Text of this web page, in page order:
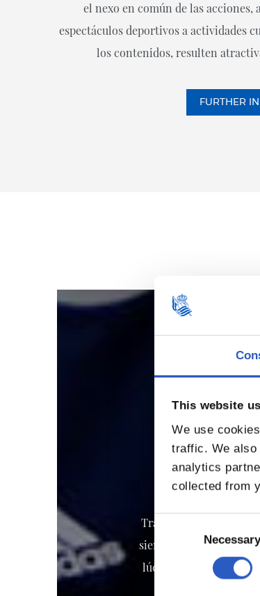
This website
We use
traffic. We also
analytics
collected from
Consent
el nexo en común de las
espectáculos deportivos a actividades
los contenidos, resulten
FURTHER
Trabajamos por
siempre presente. Con
lúdico deportivas para